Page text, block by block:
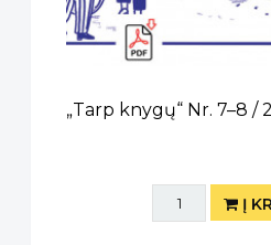
„Tarp knygų“ Nr. 7–8 /
Į